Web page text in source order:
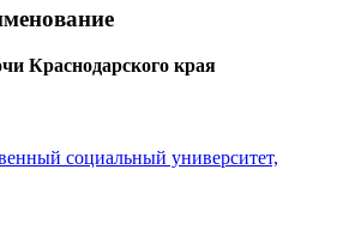
Краснодарского края
социальный университет,